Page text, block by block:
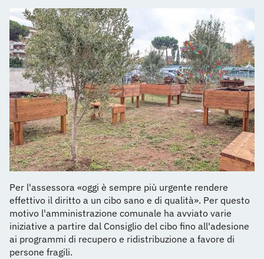
Per l'assessora «oggi è sempre più urgente rendere
effettivo il diritto a un cibo sano e di qualità». Per questo
motivo l'amministrazione comunale ha avviato varie
iniziative a partire dal Consiglio del cibo fino all'adesione
ai programmi di recupero e ridistribuzione a favore di
persone fragili.